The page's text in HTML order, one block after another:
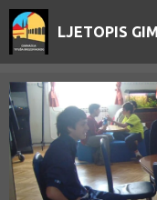
Skip
to
content